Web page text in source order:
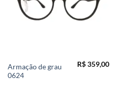
Armação de grau
0624
R$359,00